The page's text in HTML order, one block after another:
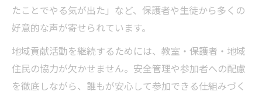
たことでやる気が出た」など、保護者や生徒から多くの
好意的な声が寄せられています。
地域貢献活動を継続するためには、教室・保護者・地域
住民の協力が欠かせません。安全管理や参加者への配慮
を徹底しながら、誰もが安心して参加できる仕組みづく